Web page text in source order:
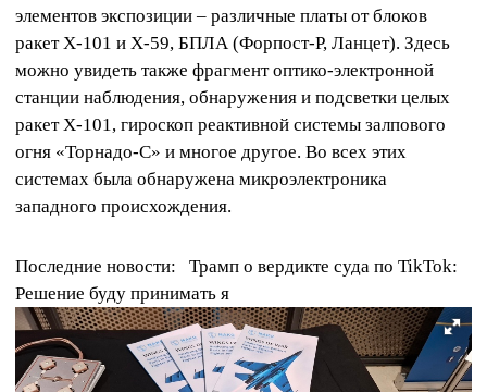
элементов экспозиции – различные платы от блоков
ракет Х-101 и Х-59, БПЛА (Форпост-Р, Ланцет). Здесь
можно увидеть также фрагмент оптико-электронной
станции наблюдения, обнаружения и подсветки целых
ракет Х-101, гироскоп реактивной системы залпового
огня «Торнадо-С» и многое другое. Во всех этих
системах была обнаружена микроэлектроника
западного происхождения.
Последние новости:
Трамп о вердикте суда по TikTok:
Решение буду принимать я